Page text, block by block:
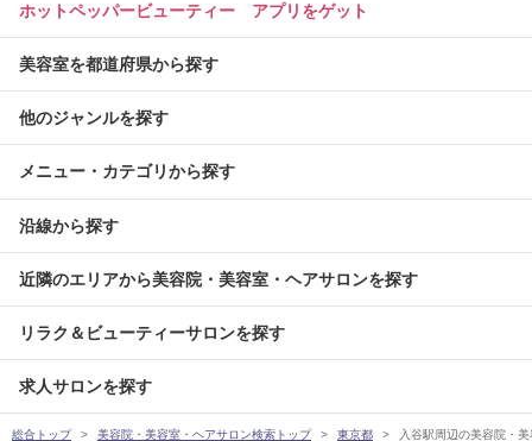
ホットペッパービューティー アプリをゲット
美容室を都道府県から探す
他のジャンルを探す
メニュー・カテゴリから探す
沿線から探す
近隣のエリアから美容院・美容室・ヘアサロンを探す
リラク＆ビューティーサロンを探す
求人サロンを探す
総合トップ 美容院・美容室・ヘアサロン検索トップ 東京都 入谷駅周辺の美容院・